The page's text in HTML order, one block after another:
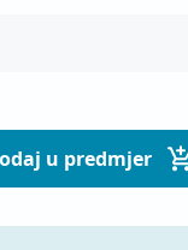
u predmjer